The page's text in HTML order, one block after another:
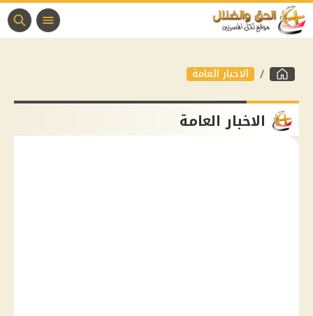
الاخبار العامة
الاخبار العامة